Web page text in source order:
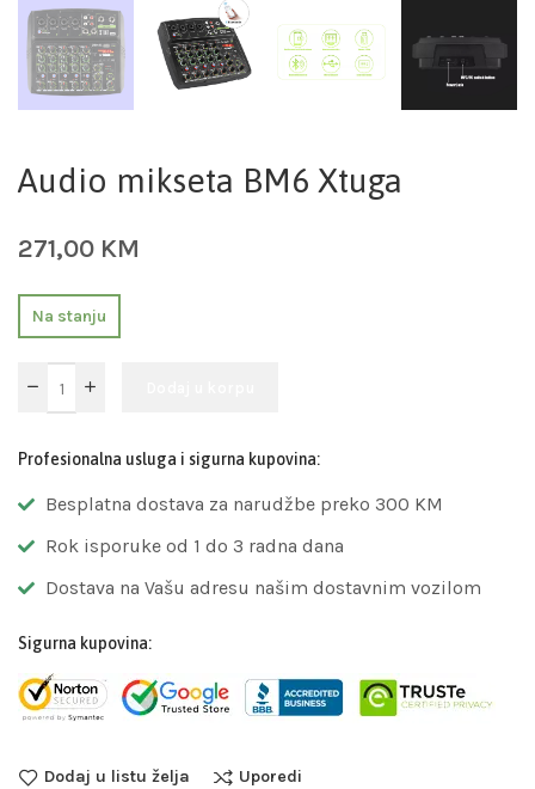
Audio mikseta BM6 Xtuga
271,00 KM
Na stanju
Profesionalna usluga i sigurna kupovina:
Besplatna dostava za narudžbe preko 300 KM
Rok isporuke od 1 do 3 radna dana
Dostava na Vašu adresu našim dostavnim vozilom
Sigurna kupovina:
Dodaj u listu želja Uporedi